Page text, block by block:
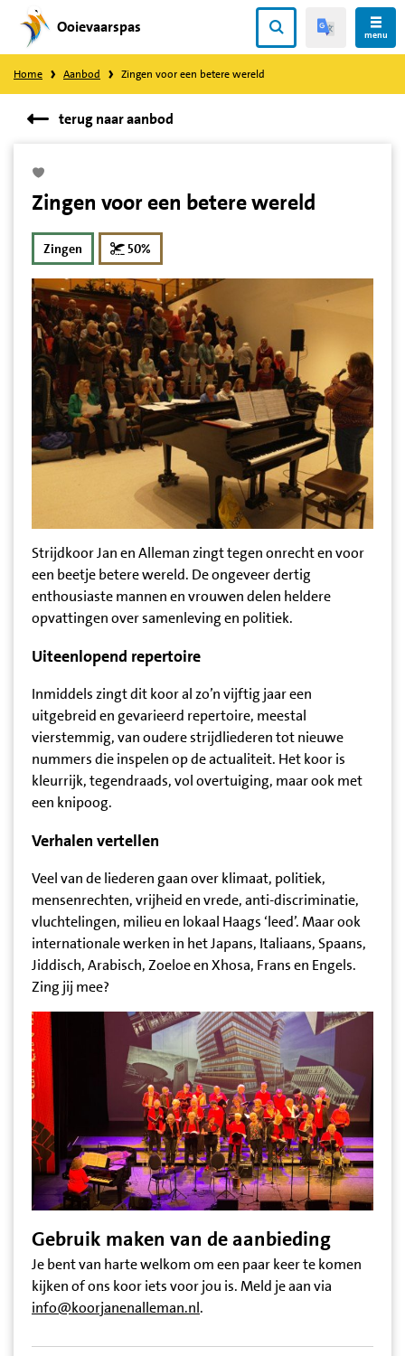
Direct
naar
content
Ooievaarspas menu
Home Aanbod Zingen voor een betere wereld
terug naar aanbod
Zingen voor een betere wereld
Zingen 50%
Strijdkoor Jan en Alleman zingt tegen onrecht en voor
een beetje betere wereld. De ongeveer dertig
enthousiaste mannen en vrouwen delen heldere
opvattingen over samenleving en politiek.
Uiteenlopend repertoire
Inmiddels zingt dit koor al zo’n vijftig jaar een
uitgebreid en gevarieerd repertoire, meestal
vierstemmig, van oudere strijdliederen tot nieuwe
nummers die inspelen op de actualiteit. Het koor is
kleurrijk, tegendraads, vol overtuiging, maar ook met
een knipoog.
Verhalen vertellen
Veel van de liederen gaan over klimaat, politiek,
mensenrechten, vrijheid en vrede, anti-discriminatie,
vluchtelingen, milieu en lokaal Haags ‘leed’. Maar ook
internationale werken in het Japans, Italiaans, Spaans,
Jiddisch, Arabisch, Zoeloe en Xhosa, Frans en Engels.
Zing jij mee?
Gebruik maken van de aanbieding
Je bent van harte welkom om een paar keer te komen
kijken of ons koor iets voor jou is. Meld je aan via
info@koorjanenalleman.nl.